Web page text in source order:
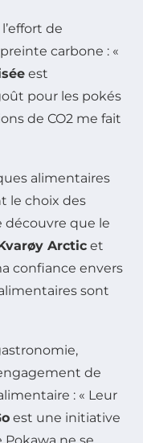
de
carbone : «
est
pour les pokés
de CO2 me fait
alimentaires
le choix des
découvre que le
Arctic et
confiance envers
sont
de
: « Leur
est une initiative